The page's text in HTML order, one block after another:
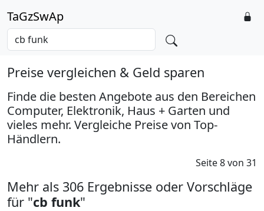
TaGzSwAp
Preise vergleichen & Geld sparen
Finde die besten Angebote aus den Bereichen
Computer, Elektronik, Haus + Garten und
vieles mehr. Vergleiche Preise von Top-
Händlern.
Seite 8 von 31
Mehr als 306 Ergebnisse oder Vorschläge
für "cb funk"